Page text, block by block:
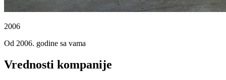
2006
Od 2006. godine sa vama
Vrednosti kompanije